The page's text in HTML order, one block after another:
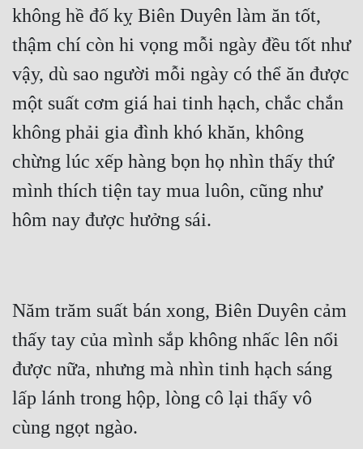
Đô Thị
Đông Phương
Đông Phương Huyền Huyễn
Đồng Nhân
Cẩu Đạo Trường Sinh
Ngự Thú
Xây Dựng Thế Lực
Đam Mỹ
Đẹp
Đẹp Hiệp
không hề đố kỵ Biên Duyên làm ăn tốt,
thậm chí còn hi vọng mỗi ngày đều tốt như
vậy, dù sao người mỗi ngày có thể ăn được
một suất cơm giá hai tinh hạch, chắc chắn
không phải gia đình khó khăn, không
chừng lúc xếp hàng bọn họ nhìn thấy thứ
mình thích tiện tay mua luôn, cũng như
Năm trăm suất bán xong, Biên Duyên cảm
thấy tay của mình sắp không nhấc lên nổi
được nữa, nhưng mà nhìn tinh hạch sáng
lấp lánh trong hộp, lòng cô lại thấy vô